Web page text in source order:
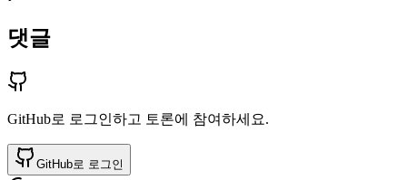
댓글
GitHub로 로그인하고 토론에 참여하세요.
GitHub로 로그인